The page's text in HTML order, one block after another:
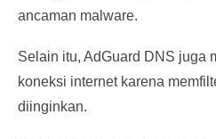
ancaman malware.
Selain itu, AdGuard DNS juga
koneksi internet karena
diinginkan.